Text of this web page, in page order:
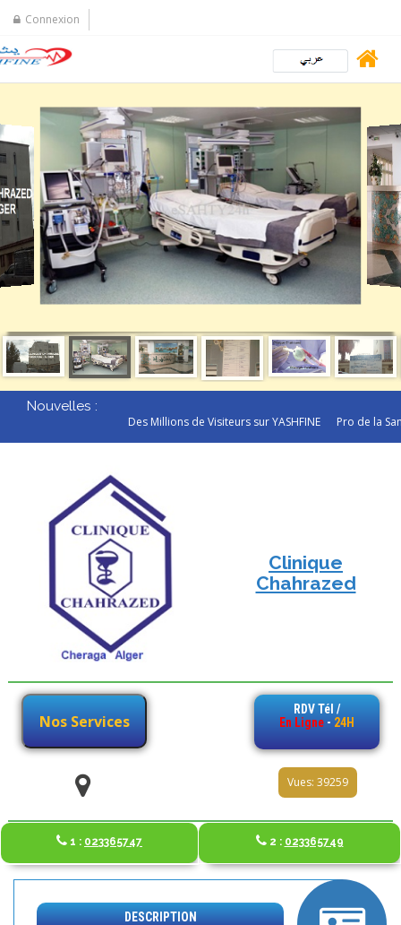
Connexion
Nouvelles :
Des Millions de Visiteurs sur YASHFINE Pro de la Santé.
Clinique
Chahrazed
Nos Services
RDV Tél /
En Ligne - 24H
Vues: 39259
1 : 023365747 2 : 023365749
DESCRIPTION